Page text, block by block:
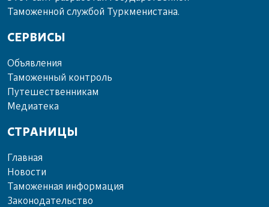
Таможенной службой Туркменистана.
СЕРВИСЫ
Объ­яв­ле­ния
Та­мо­жен­ный кон­троль
Пу­те­шест­вен­ни­кам
Ме­диа­те­ка
СТРАНИЦЫ
Главная
Новости
Таможенная информация
Законодательство